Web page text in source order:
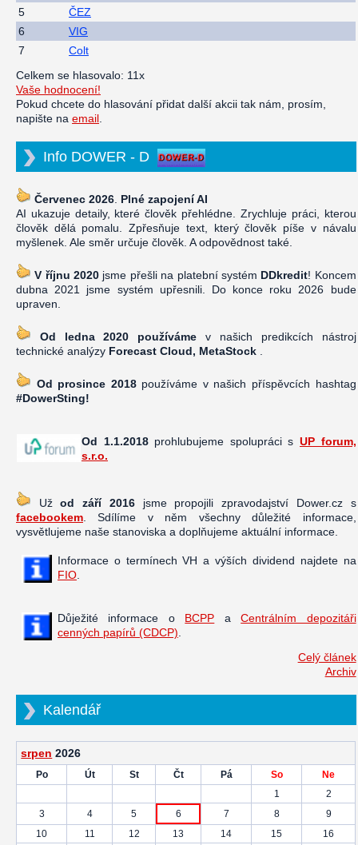
5
ČEZ
6
VIG
7
Colt
Celkem se hlasovalo: 11x
Vaše hodnocení!
Pokud chcete do hlasování přidat další akcii tak nám, prosím,
napište na email
Info DOWER - D
Červenec 2026 Plné zapojení AI
AI ukazuje detaily, které člověk přehlédne. Zrychluje práci, kterou
člověk dělá pomalu. Zpřesňuje text, který člověk píše v návalu
myšlenek. Ale směr určuje člověk. A odpovědnost také.
V říjnu 2020 jsme přešli na platební systém DDkredit! Koncem
dubna 2021 jsme systém upřesnili. Do konce roku 2026 bude
upraven.
Od ledna 2020 používáme v našich predikcích nástroj
technické analýzy Forecast Cloud, MetaStock
Od prosince 2018používáme v našich příspěvcích hashtag
#DowerSting!
Od 1.1.2018prohlubujeme spolupráci sUP forum,
s.r.o.
Užod září 2016jsme propojili zpravodajství Dower.cz s
facebookem . Sdílíme v něm všechny důležité informace,
vysvětlujeme naše stanoviska a doplňujeme aktuální informace.
Informace o termínech VH a výších dividend najdete na
FIO
Důježité informace o BCPP aCentrálním depozitáři
cenných papírů (CDCP)
Celý článek
Archiv
Kalendář
srpen 2026
Po Út St Čt Pá So
Ne
1
2
3
4 5 6 7 8
9
10
11 12 13 14 15
16